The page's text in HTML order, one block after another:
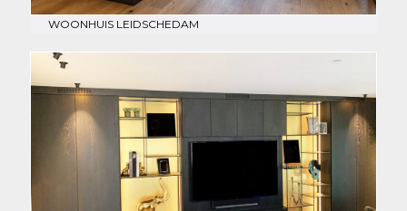
WOONHUIS LEIDSCHEDAM